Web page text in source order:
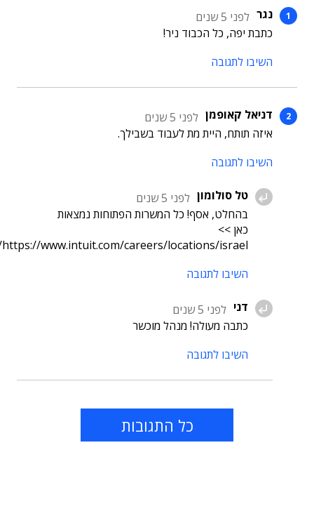
נגר לפני 5 שנים
כתבת יפה, כל הכבוד ניר!
השיבו לתגובה
דניאל קאופמן לפני 5 שנים
איזה תותח, היית מת לעבוד בשבילך.
השיבו לתגובה
טל סולומון לפני 5 שנים
בהחלט, אסף! כל המשרות הפתוחות נמצאות
כאן >>
https://www.intuit.com/careers/locations/israel/
השיבו לתגובה
דני לפני 5 שנים
כתבה מעולה! מנהל מוכשר
השיבו לתגובה
כל התגובות